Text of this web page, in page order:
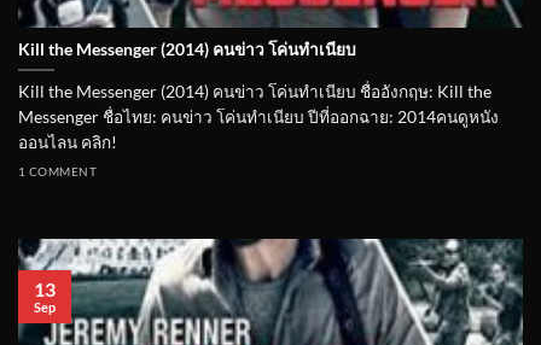
Kill the Messenger (2014) คนข่าว โค่นทำเนียบ
Kill the Messenger (2014) คนข่าว โค่นทำเนียบ ชื่ออังกฤษ: Kill the
Messenger ชื่อไทย: คนข่าว โค่นทำเนียบ ปีที่ออกฉาย: 2014คนดูหนัง
ออนไลน คลิก!
1 COMMENT
13
Sep